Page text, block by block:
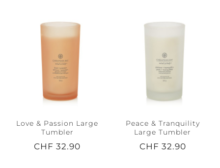
Love & Passion Large
Tumbler
CHF 32.90
Peace & Tranquility
Large Tumbler
CHF 32.90